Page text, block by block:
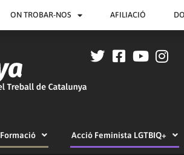
ON TROBAR-NOS AFILIACIÓ
Formació Acció Feminista LGTBIQ+